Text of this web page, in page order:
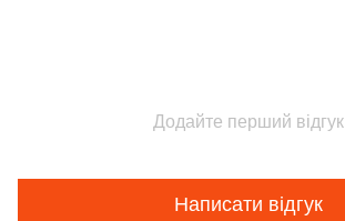
Додайте перший відгук
Написати відгук